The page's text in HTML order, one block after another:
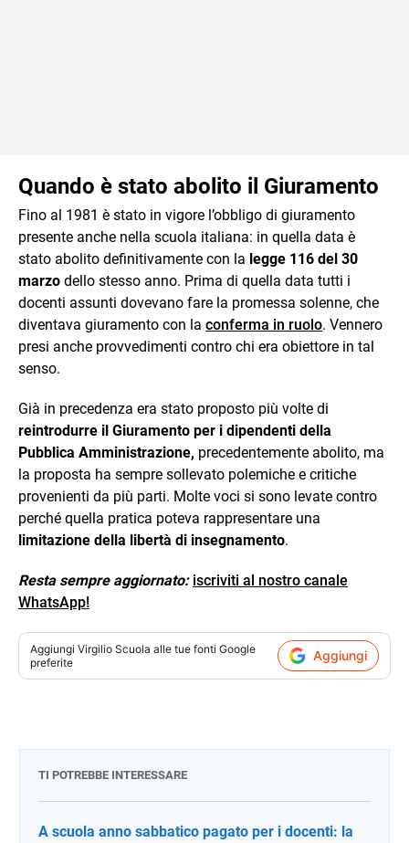
Quando è stato abolito il Giuramento
Fino al 1981 è stato in vigore l’obbligo di giuramento
presente anche nella scuola italiana: in quella data è
stato abolito definitivamente con la legge 116 del 30
marzo dello stesso anno. Prima di quella data tutti i
docenti assunti dovevano fare la promessa solenne, che
diventava giuramento con la conferma in ruolo. Vennero
presi anche provvedimenti contro chi era obiettore in tal
senso.
Già in precedenza era stato proposto più volte di
reintrodurre il Giuramento per i dipendenti della
Pubblica Amministrazione, precedentemente abolito, ma
la proposta ha sempre sollevato polemiche e critiche
provenienti da più parti. Molte voci si sono levate contro
perché quella pratica poteva rappresentare una
limitazione della libertà di insegnamento.
Resta sempre aggiornato: iscriviti al nostro canale
WhatsApp!
Aggiungi Virgilio Scuola alle tue fonti Google
preferite
Aggiungi
TI POTREBBE INTERESSARE
A scuola anno sabbatico pagato per i docenti: la